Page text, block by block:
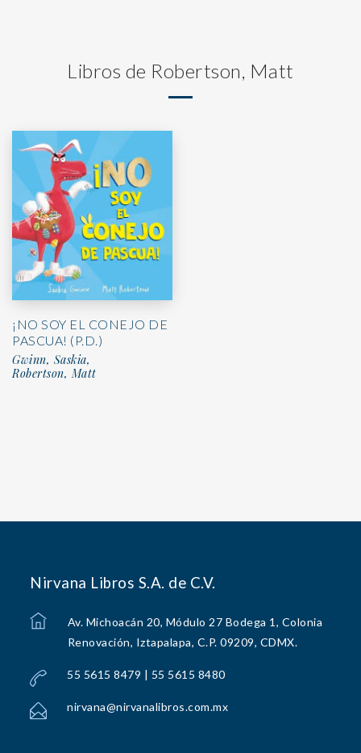
Libros de Robertson, Matt
¡NO SOY EL CONEJO DE
PASCUA! (P.D.)
Gwinn, Saskia,
Robertson, Matt
Nirvana Libros S.A. de C.V.
Av. Michoacán 20, Módulo 27 Bodega 1, Colonia
Renovación, Iztapalapa, C.P. 09209, CDMX.
55 5615 8479 | 55 5615 8480
nirvana@nirvanalibros.com.mx